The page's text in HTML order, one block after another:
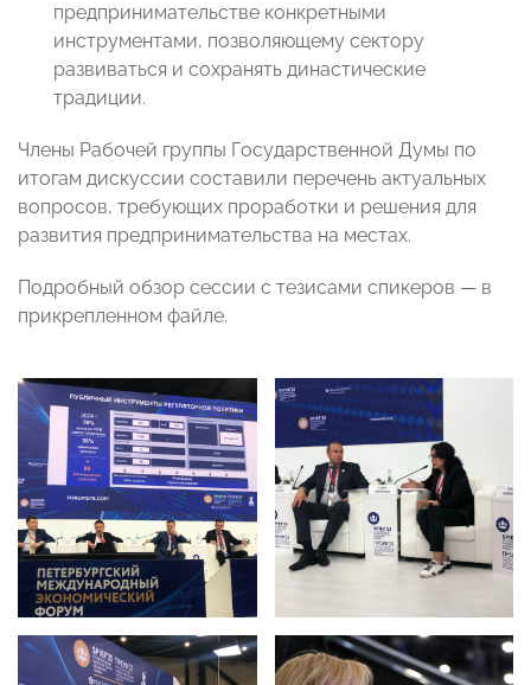
предпринимательстве конкретными
инструментами, позволяющему сектору
развиваться и сохранять династические
традиции.
Члены Рабочей группы Государственной Думы по
итогам дискуссии составили перечень актуальных
вопросов, требующих проработки и решения для
развития предпринимательства на местах.
Подробный обзор сессии с тезисами спикеров — в
прикрепленном файле.